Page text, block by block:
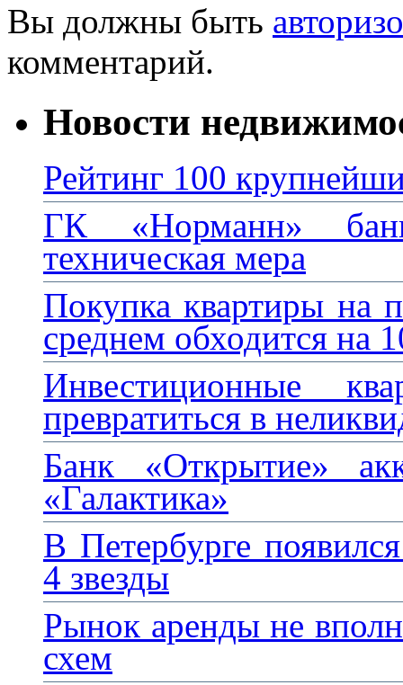
Вы должны быть
комментарий.
Новости
Рейтинг 100
ГК «Норманн»
техническая мера
Покупка квартиры на
среднем обходится на
Инвестиционные
превратиться в
Банк «Открытие»
«Галактика»
В Петербурге
4 звезды
Рынок аренды не
схем